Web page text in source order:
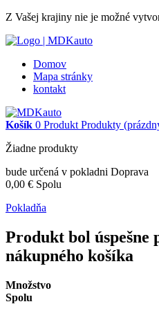
Z Vašej krajiny nie je možné
Domov
Mapa stránky
kontakt
Košík 0 Produkt Produkty
Žiadne produkty
bude určená v pokladni Doprava
0,00 € Spolu
Pokladňa
Produkt bol úspešne
nákupného košíka
Množstvo
Spolu